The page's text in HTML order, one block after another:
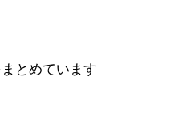
とめています